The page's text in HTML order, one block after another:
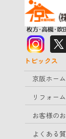
トピックス
京阪ホー
リフォー
お客様の
よくある